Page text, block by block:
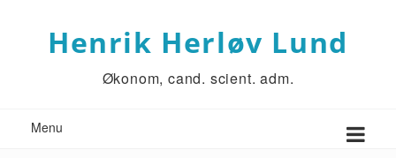
Henrik Herløv Lund
Økonom, cand. scient. adm.
Menu